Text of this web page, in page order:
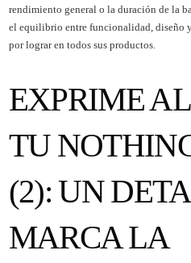
rendimiento general o la duración de la
el equilibrio entre funcionalidad, diseño
por lograr en todos sus productos.
EXPRIME
TU
(2): UN
MARCA LA